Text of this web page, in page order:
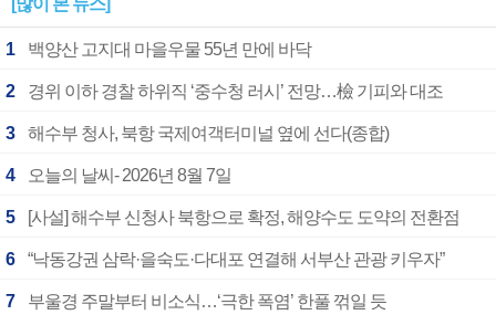
[많이 본 뉴스]
1 백양산 고지대 마을우물 55년 만에 바닥
2 경위 이하 경찰 하위직 ‘중수청 러시’ 전망…檢 기피와 대조
3 해수부 청사, 북항 국제여객터미널 옆에 선다(종합)
4 오늘의 날씨- 2026년 8월 7일
5 [사설] 해수부 신청사 북항으로 확정, 해양수도 도약의 전환점
6 “낙동강권 삼락·을숙도·다대포 연결해 서부산 관광 키우자”
7 부울경 주말부터 비소식…‘극한 폭염’ 한풀 꺾일 듯